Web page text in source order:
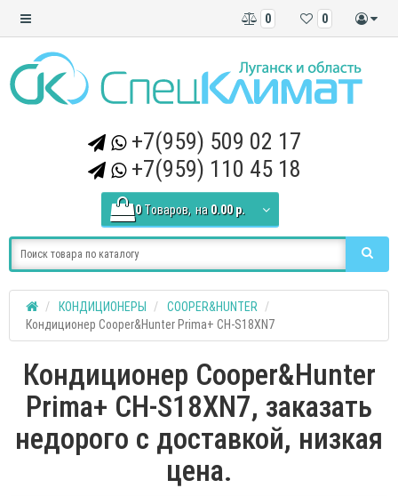
0
0
+7(959) 509 02 17
+7(959) 110 45 18
0 Tоваров, на 0.00 р.
КОНДИЦИОНЕРЫ
COOPER&HUNTER
Кондиционер Cooper&Hunter Prima+ CH-S18XN7
Кондиционер Cooper&Hunter
Prima+ CH-S18XN7, заказать
недорого с доставкой, низкая
цена.